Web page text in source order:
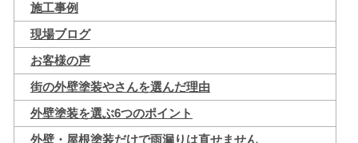
施工事例
現場ブログ
お客様の声
街の外壁塗装やさんを選んだ理由
外壁塗装を選ぶ6つのポイント
外壁・屋根塗装だけで雨漏りは直せません